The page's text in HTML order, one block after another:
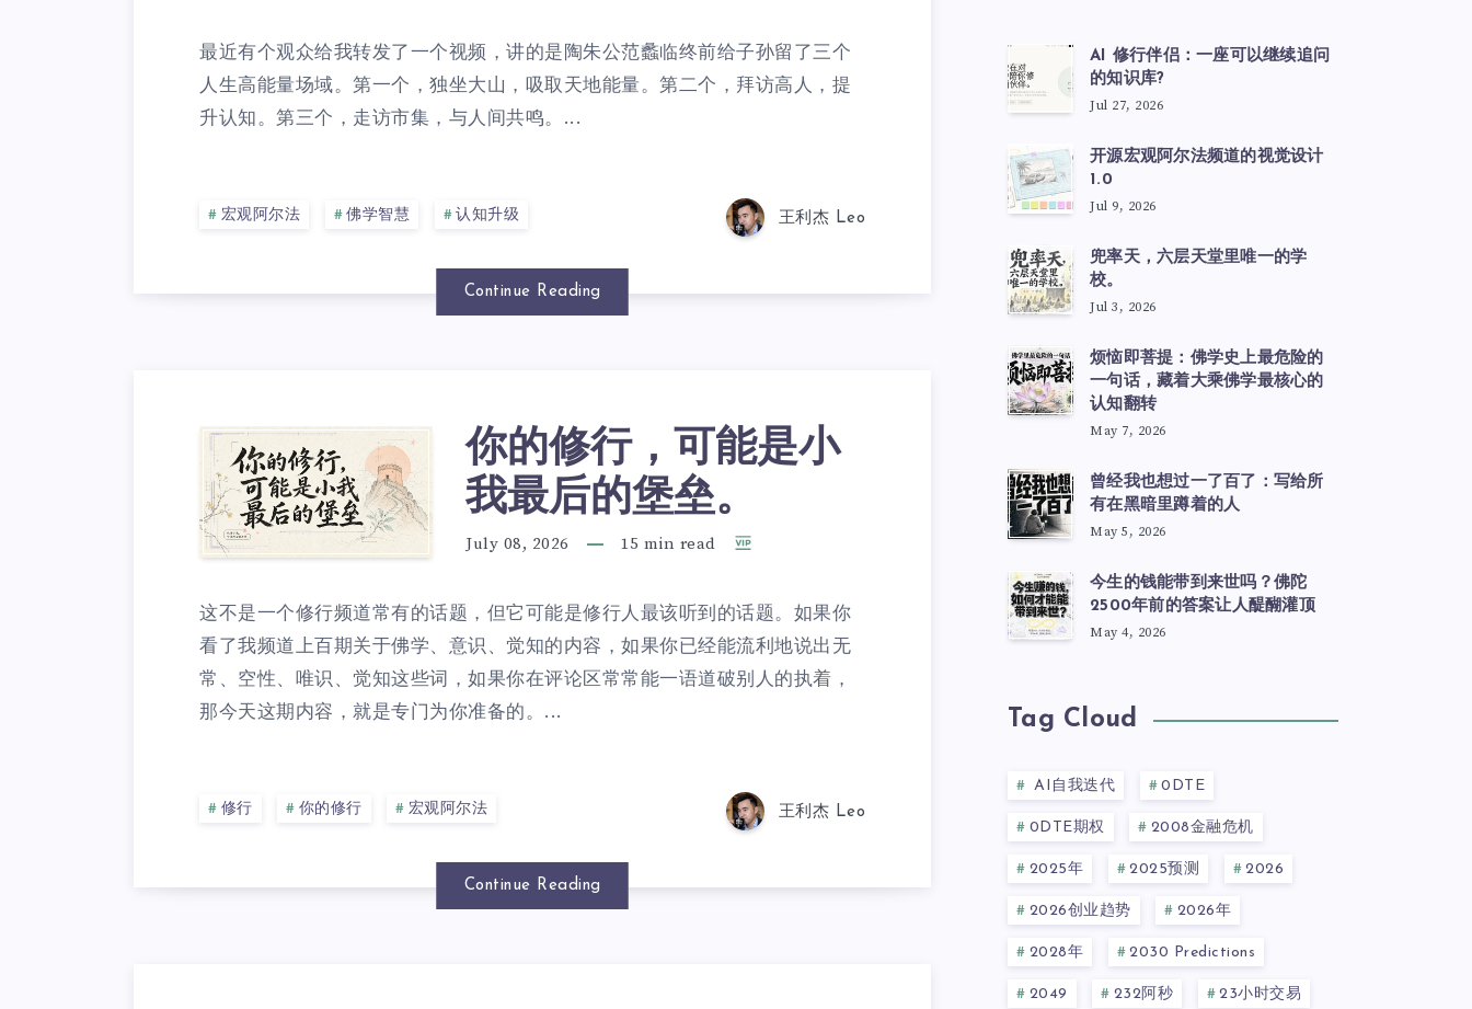
最近有个观众给我转发了一个视频，讲的是陶朱公范蠡临终前给子孙留了三个
人生高能量场域。第一个，独坐大山，吸取天地能量。第二个，拜访高人，提
升认知。第三个，走访市集，与人间共鸣。...
宏观阿尔法 佛学智慧 认知升级 王利杰 Leo
Continue Reading
你的修行，可能是小
我最后的堡垒。
July 08, 2026 15 min read
这不是一个修行频道常有的话题，但它可能是修行人最该听到的话题。如果你
看了我频道上百期关于佛学、意识、觉知的内容，如果你已经能流利地说出无
常、空性、唯识、觉知这些词，如果你在评论区常常能一语道破别人的执着，
那今天这期内容，就是专门为你准备的。...
修行 你的修行 宏观阿尔法 王利杰 Leo
Continue Reading
AI 修行伴侣：一座可以继续追问
的知识库?
Jul 27, 2026
开源宏观阿尔法频道的视觉设计
1.0
Jul 9, 2026
兜率天，六层天堂里唯一的学
校。
Jul 3, 2026
烦恼即菩提：佛学史上最危险的
一句话，藏着大乘佛学最核心的
认知翻转
May 7, 2026
曾经我也想过一了百了：写给所
有在黑暗里蹲着的人
May 5, 2026
今生的钱能带到来世吗？佛陀
2500年前的答案让人醍醐灌顶
May 4, 2026
Tag Cloud
AI自我迭代 0DTE
0DTE期权 2008金融危机
2025年 2025预测 2026
2026创业趋势 2026年
2028年 2030 Predictions
2049 232阿秒 23小时交易